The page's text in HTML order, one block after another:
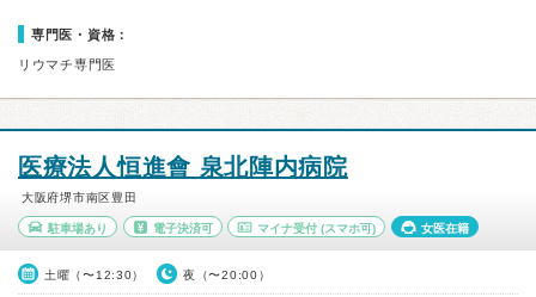
専門医・資格：
リウマチ専門医
医療法人恒進會 泉北陣内病院
大阪府堺市南区豊田
駐車場あり 電子決済可 マイナ受付 (スマホ可) 女医在籍
土曜（〜12:30） 夜（〜20:00）